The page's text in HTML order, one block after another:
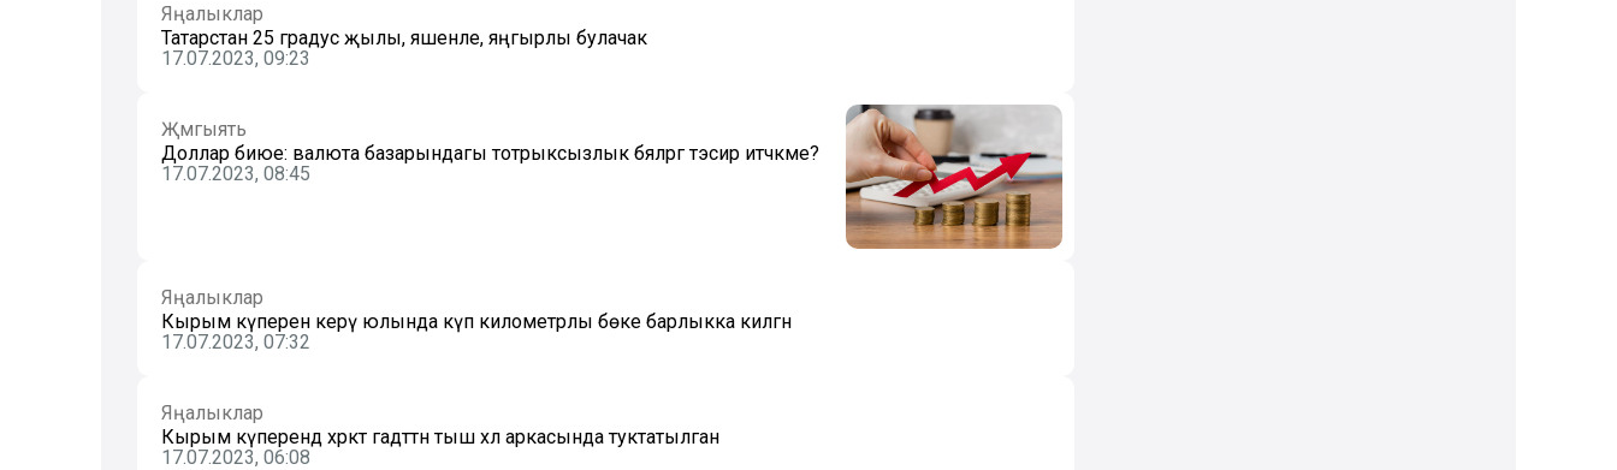
Яңалыклар
Татарстан 25 градус җылы, яшенле, яңгырлы булачак
17.07.2023, 09:23
Җәмгыять
Доллар биюе: валюта базарындагы тотрыксызлык бәяләргә тәэсир итәчәкме?
17.07.2023, 08:45
Яңалыклар
Кырым күперенә керү юлында күп километрлы бөке барлыкка килгән
17.07.2023, 07:32
Яңалыклар
Кырым күперендә хәрәкәт гадәттән тыш хәл аркасында туктатылган
17.07.2023, 06:08